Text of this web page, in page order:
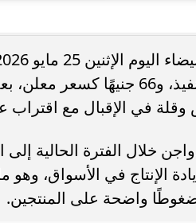
مستوى 65 جنيهًا كسعر تنفيذ،
في الإقبال مع اقتراب
خلال الفترة الحالية إلى
الإنتاج في الأسواق،
واضحة على المنتجين.
مصر تكتب التاريخ.. فريق “حلم”
بطولة Genuine Cup العالمية لكرة...